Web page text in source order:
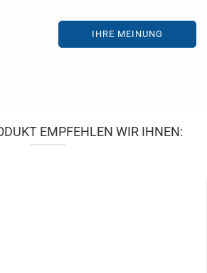
IHRE MEINUNG
EMPFEHLEN WIR IHNEN: